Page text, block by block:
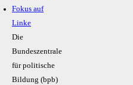
Fokus auf
Linke
Die
Bundeszentrale
für politische
Bildung (bpb)